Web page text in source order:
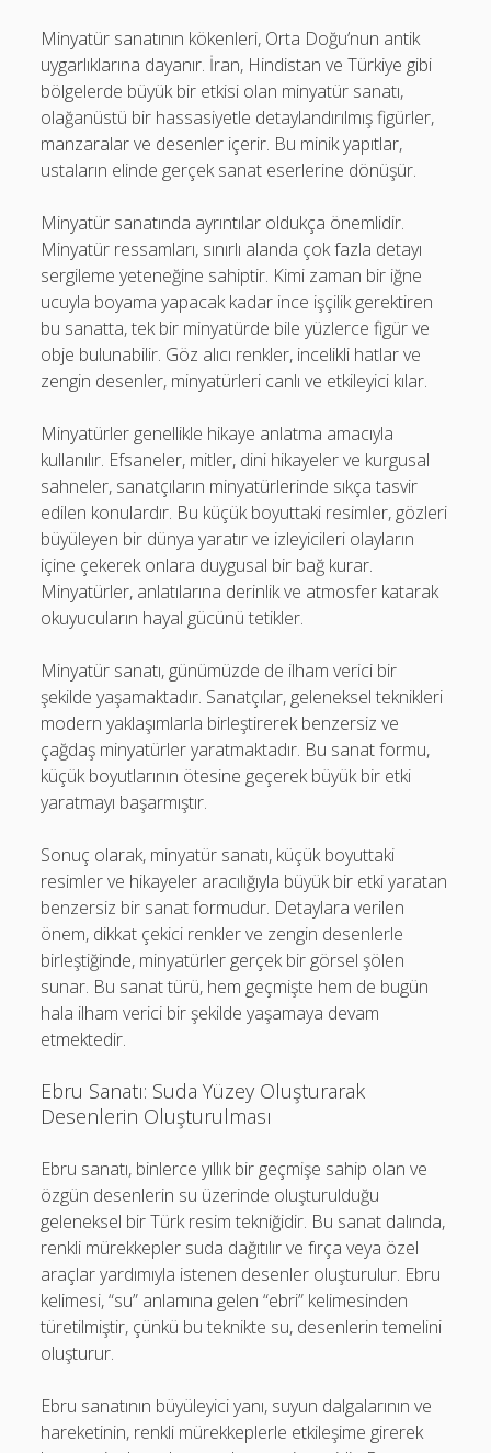
Minyatür sanatının kökenleri, Orta Doğu’nun antik
uygarlıklarına dayanır. İran, Hindistan ve Türkiye gibi
bölgelerde büyük bir etkisi olan minyatür sanatı,
olağanüstü bir hassasiyetle detaylandırılmış figürler,
manzaralar ve desenler içerir. Bu minik yapıtlar,
ustaların elinde gerçek sanat eserlerine dönüşür.
Minyatür sanatında ayrıntılar oldukça önemlidir.
Minyatür ressamları, sınırlı alanda çok fazla detayı
sergileme yeteneğine sahiptir. Kimi zaman bir iğne
ucuyla boyama yapacak kadar ince işçilik gerektiren
bu sanatta, tek bir minyatürde bile yüzlerce figür ve
obje bulunabilir. Göz alıcı renkler, incelikli hatlar ve
zengin desenler, minyatürleri canlı ve etkileyici kılar.
Minyatürler genellikle hikaye anlatma amacıyla
kullanılır. Efsaneler, mitler, dini hikayeler ve kurgusal
sahneler, sanatçıların minyatürlerinde sıkça tasvir
edilen konulardır. Bu küçük boyuttaki resimler, gözleri
büyüleyen bir dünya yaratır ve izleyicileri olayların
içine çekerek onlara duygusal bir bağ kurar.
Minyatürler, anlatılarına derinlik ve atmosfer katarak
okuyucuların hayal gücünü tetikler.
Minyatür sanatı, günümüzde de ilham verici bir
şekilde yaşamaktadır. Sanatçılar, geleneksel teknikleri
modern yaklaşımlarla birleştirerek benzersiz ve
çağdaş minyatürler yaratmaktadır. Bu sanat formu,
küçük boyutlarının ötesine geçerek büyük bir etki
yaratmayı başarmıştır.
Sonuç olarak, minyatür sanatı, küçük boyuttaki
resimler ve hikayeler aracılığıyla büyük bir etki yaratan
benzersiz bir sanat formudur. Detaylara verilen
önem, dikkat çekici renkler ve zengin desenlerle
birleştiğinde, minyatürler gerçek bir görsel şölen
sunar. Bu sanat türü, hem geçmişte hem de bugün
hala ilham verici bir şekilde yaşamaya devam
etmektedir.
Ebru Sanatı: Suda Yüzey Oluşturarak
Desenlerin Oluşturulması
Ebru sanatı, binlerce yıllık bir geçmişe sahip olan ve
özgün desenlerin su üzerinde oluşturulduğu
geleneksel bir Türk resim tekniğidir. Bu sanat dalında,
renkli mürekkepler suda dağıtılır ve fırça veya özel
araçlar yardımıyla istenen desenler oluşturulur. Ebru
kelimesi, “su” anlamına gelen “ebri” kelimesinden
türetilmiştir, çünkü bu teknikte su, desenlerin temelini
oluşturur.
Ebru sanatının büyüleyici yanı, suyun dalgalarının ve
hareketinin, renkli mürekkeplerle etkileşime girerek